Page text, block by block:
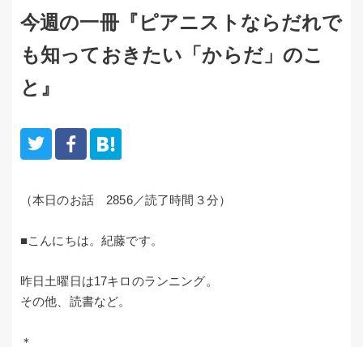
今週の一冊『ピアニストならだれで
も知っておきたい「からだ」のこ
と』
（本日のお話 2856／読了時間３分）
■こんにちは。紀藤です。
昨日土曜日は17キロのランニング。
その他、読書など。
＊